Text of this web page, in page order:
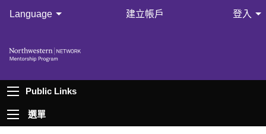
Language 建立帳戶 登入
Public Links
選單